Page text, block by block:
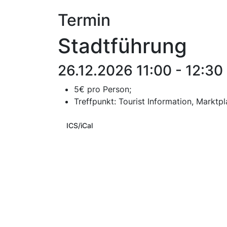
Termin
Stadtführung
26.12.2026 11:00 - 12:30
5€ pro Person;
Treffpunkt: Tourist Information,
ICS/iCal